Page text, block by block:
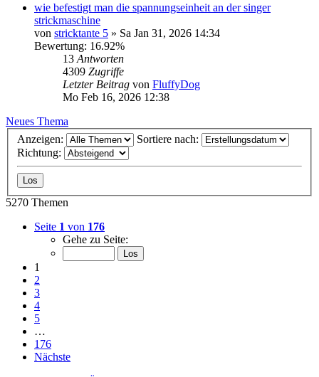
wie befestigt man die spannungseinheit an der singer
strickmaschine
von stricktante 5 » Sa Jan 31, 2026 14:34
Bewertung: 16.92%
13 Antworten
4309 Zugriffe
Letzter Beitrag von FluffyDog
Mo Feb 16, 2026 12:38
Neues Thema
Anzeigen:
Sortiere nach:
Richtung:
5270 Themen
Seite 1 von 176
Gehe zu Seite:
1
2
3
4
5
…
176
Nächste